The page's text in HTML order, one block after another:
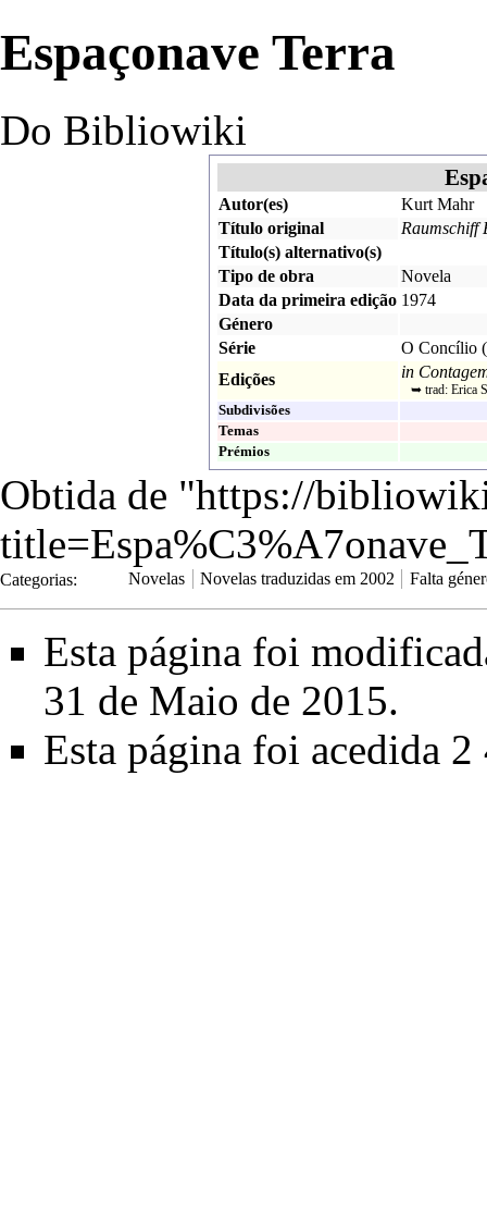
Espaçonave Terra
Do Bibliowiki
Autor(es)
Kurt Mahr
Título original
Raumschiff
Título(s) alternativo(s)
Tipo de obra
Novela
Data da primeira edição 1974
Género
Série
O Concílio(
Edições
in
➥ trad: Erica
Subdivisões
Temas
Prémios
Obtida de "https://
Categorias: Novelas Novelas traduzidas em 2002 Falta
Esta página foi
31 de Maio de 2015.
Esta página foi acedida 2